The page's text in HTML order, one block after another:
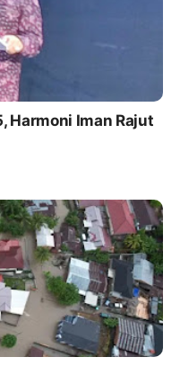
Harmoni Iman Rajut